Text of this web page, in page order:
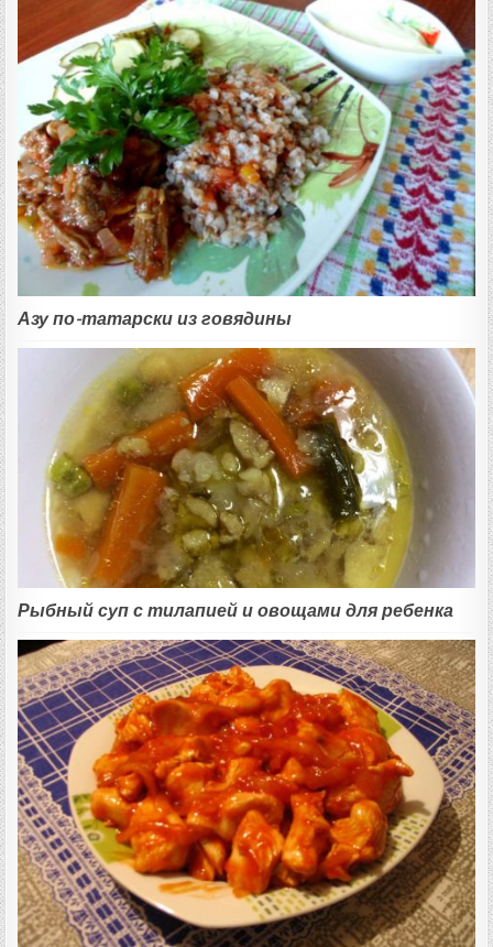
Азу по-татарски из говядины
Рыбный суп с тилапией и овощами для ребенка